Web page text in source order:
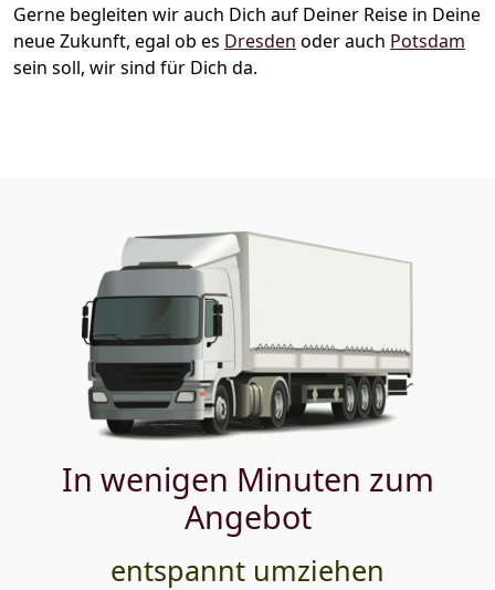
Gerne begleiten wir auch Dich auf Deiner Reise in Deine
neue Zukunft, egal ob es Dresden oder auch Potsdam
sein soll, wir sind für Dich da.
In wenigen Minuten zum
Angebot
entspannt umziehen